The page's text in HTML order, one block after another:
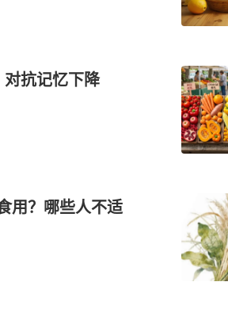
抗记忆下降
用？哪些人不适